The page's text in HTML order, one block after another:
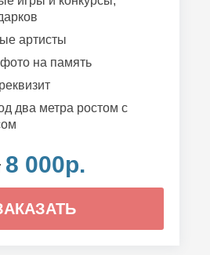
артисты
на память
два метра ростом с
8 000р.